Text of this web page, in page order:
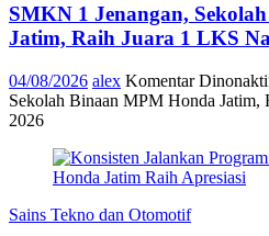
SMKN 1 Jenangan,
Jatim, Raih Juara 1 LKS
04/08/2026 alex Komentar
Sekolah Binaan MPM Honda Jatim,
2026
Sains Tekno dan Otomotif